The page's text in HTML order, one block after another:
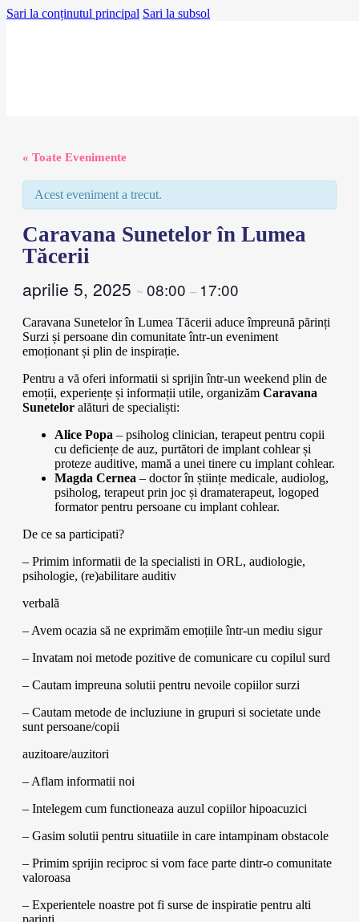
Sari la conținutul principal Sari la subsol
« Toate Evenimente
Acest eveniment a trecut.
Caravana Sunetelor în Lumea
Tăcerii
aprilie 5, 2025 ~ 08:00 – 17:00
Caravana Sunetelor în Lumea Tăcerii aduce împreună părinți
Surzi și persoane din comunitate într-un eveniment
emoționant și plin de inspirație.
Pentru a vă oferi informatii si sprijin într-un weekend plin de
emoții, experiențe și informații utile, organizăm Caravana
Sunetelor alături de specialiști:
Alice Popa – psiholog clinician, terapeut pentru copii
cu deficiențe de auz, purtători de implant cohlear și
proteze auditive, mamă a unei tinere cu implant cohlear.
Magda Cernea – doctor în științe medicale, audiolog,
psiholog, terapeut prin joc și dramaterapeut, logoped
formator pentru persoane cu implant cohlear.
De ce sa participati?
– Primim informatii de la specialisti in ORL, audiologie,
psihologie, (re)abilitare auditiv
verbală
– Avem ocazia să ne exprimăm emoțiile într-un mediu sigur
– Invatam noi metode pozitive de comunicare cu copilul surd
– Cautam impreuna solutii pentru nevoile copiilor surzi
– Cautam metode de incluziune in grupuri si societate unde
sunt persoane/copii
auzitoare/auzitori
– Aflam informatii noi
– Intelegem cum functioneaza auzul copiilor hipoacuzici
– Gasim solutii pentru situatiile in care intampinam obstacole
– Primim sprijin reciproc si vom face parte dintr-o comunitate
valoroasa
– Experientele noastre pot fi surse de inspiratie pentru alti
parinti.